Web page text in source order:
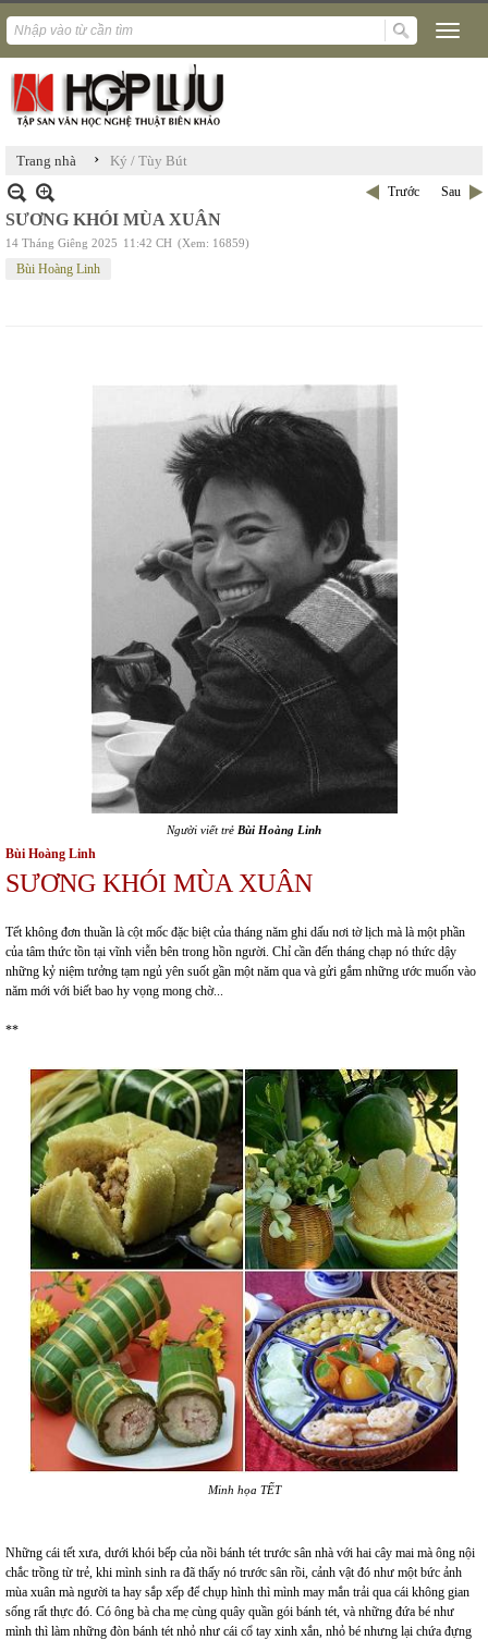
Trang nhà › Ký / Tùy Bút
Trước Sau
SƯƠNG KHÓI MÙA XUÂN
14 Tháng Giêng 2025 11:42 CH (Xem: 16859)
Bùi Hoàng Linh
Người viết trẻ Bùi Hoàng Linh
Bùi Hoàng Linh
SƯƠNG KHÓI MÙA XUÂN
Tết không đơn thuần là cột mốc đặc biệt của tháng năm ghi dấu nơi tờ lịch mà là một phần
của tâm thức tồn tại vĩnh viễn bên trong hồn người. Chỉ cần đến tháng chạp nó thức dậy
những kỷ niệm tưởng tạm ngủ yên suốt gần một năm qua và gửi gắm những ước muốn vào
năm mới với biết bao hy vọng mong chờ...
**
Minh họa TẾT
Những cái tết xưa, dưới khói bếp của nồi bánh tét trước sân nhà với hai cây mai mà ông nội
chắc trồng từ trẻ, khi mình sinh ra đã thấy nó trước sân rồi, cảnh vật đó như một bức ảnh
mùa xuân mà người ta hay sắp xếp để chụp hình thì mình may mắn trải qua cái không gian
sống rất thực đó. Có ông bà cha mẹ cùng quây quần gói bánh tét, và những đứa bé như
mình thì làm những đòn bánh tét nhỏ như cái cổ tay xinh xắn, nhỏ bé nhưng lại chứa đựng